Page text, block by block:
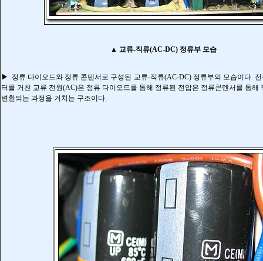
▲ 교류-직류(AC-DC) 정류부 모습
▶ 정류 다이오드와 정류 콘덴서로 구성된 교류-직류(AC-DC) 정류부의 모습이다.
터를 거친 교류 전원(AC)은 정류 다이오드를 통해 정류된 전압은 정류콘덴서를 통해
변환되는 과정을 거치는 구조이다.